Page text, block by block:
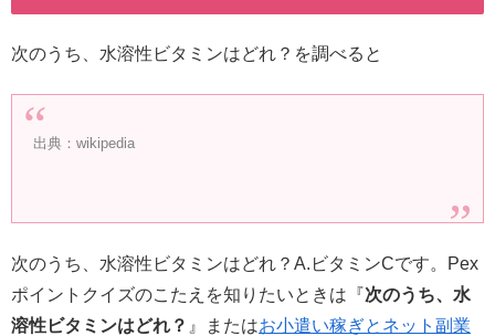
次のうち、水溶性ビタミンはどれ？を調べると
出典：wikipedia
次のうち、水溶性ビタミンはどれ？A.ビタミンCです。Pex
ポイントクイズのこたえを知りたいときは『次のうち、水
溶性ビタミンはどれ？ 』またはお小遣い稼ぎとネット副業